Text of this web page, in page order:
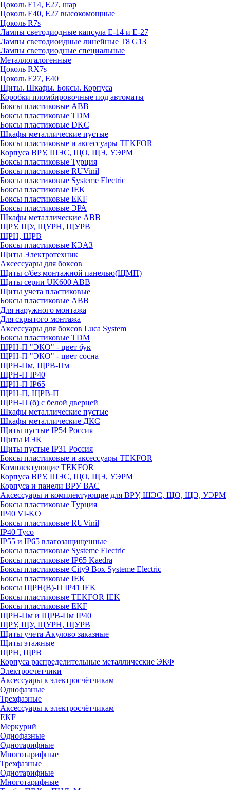
Цоколь Е14, Е27, шар
Цоколь Е40, Е27 высокомощные
Цоколь R7s
Лампы светодиодные капсула Е-14 и Е-27
Лампы светодиоидные линейные T8 G13
Лампы светодиодные специальные
Металлогалогенные
Цоколь RX7s
Цоколь Е27, E40
Щиты. Шкафы. Боксы. Корпуса
Коробки пломбировочные под автоматы
Боксы пластиковые ABB
Боксы пластиковые TDM
Боксы пластиковые DKC
Шкафы металлические пустые
Боксы пластиковые и аксессуары TEKFOR
Корпуса ВРУ, ШЭС, ЩО, ЩЭ, УЭРМ
Боксы пластиковые Турция
Боксы пластиковые RUVinil
Боксы пластиковые Systeme Electric
Боксы пластиковые IEK
Боксы пластиковые EKF
Боксы пластиковые ЭРА
Шкафы металлические ABB
ЩРУ, ЩУ, ЩУРН, ЩУРВ
ЩРН, ЩРВ
Боксы пластиковые КЭАЗ
Щиты Электротехник
Аксессуары для боксов
Щиты с/без монтажной панелью(ЩМП)
Щиты серии UK600 ABB
Щиты учета пластиковые
Боксы пластиковые ABB
Для наружного монтажа
Для скрытого монтажа
Аксессуары для боксов Luca System
Боксы пластиковые TDM
ЩРН-П "ЭКО" - цвет бук
ЩРН-П "ЭКО" - цвет сосна
ЩРН-Пм, ЩРВ-Пм
ЩРН-П IP40
ЩРН-П IP65
ЩРН-П, ЩРВ-П
ЩРН-П (б) с белой дверцей
Шкафы металлические пустые
Шкафы металлические ДКС
Щиты пустые IP54 Россия
Щиты ИЭК
Щиты пустые IP31 Россия
Боксы пластиковые и аксессуары TEKFOR
Комплектующие TEKFOR
Корпуса ВРУ, ШЭС, ЩО, ЩЭ, УЭРМ
Корпуса и панели ВРУ ВАС
Аксессуары и комплектующие для ВРУ, ШЭС, ЩО, ЩЭ, УЭРМ
Боксы пластиковые Турция
IP40 VI-KO
Боксы пластиковые RUVinil
IP40 Тусо
IP55 и IP65 влагозащищенные
Боксы пластиковые Systeme Electric
Боксы пластиковые IP65 Kaedra
Боксы пластиковые City9 Box Systeme Electric
Боксы пластиковые IEK
Боксы ЩРН(В)-П IP41 IEK
Боксы пластиковые TEKFOR IEK
Боксы пластиковые EKF
ЩРН-Пм и ЩРВ-Пм IP40
ЩРУ, ЩУ, ЩУРН, ЩУРВ
Щиты учета Акулово заказные
Щиты этажные
ЩРН, ЩРВ
Корпуса распределительные металлические ЭКФ
Электросчетчики
Аксессуары к электросчётчикам
Однофазные
Трехфазные
Аксессуары к электросчётчикам
EKF
Меркурий
Однофазные
Однотарифные
Многотарифные
Трехфазные
Однотарифные
Многотарифные